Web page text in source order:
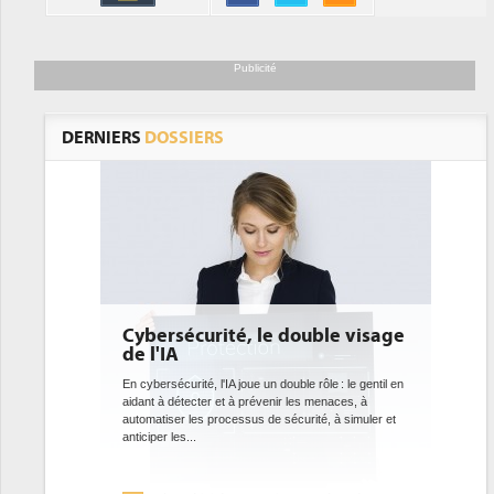
Publicité
DERNIERS DOSSIERS
DEE: l'efficacité énergétique
bientôt une obligation pour les
datacenters
Des datacenters plus durables et plus efficaces, c'est
ce que recherchent les pouvoirs publics européens
avec la mise en oeuvre de la nouvelle Directive sur